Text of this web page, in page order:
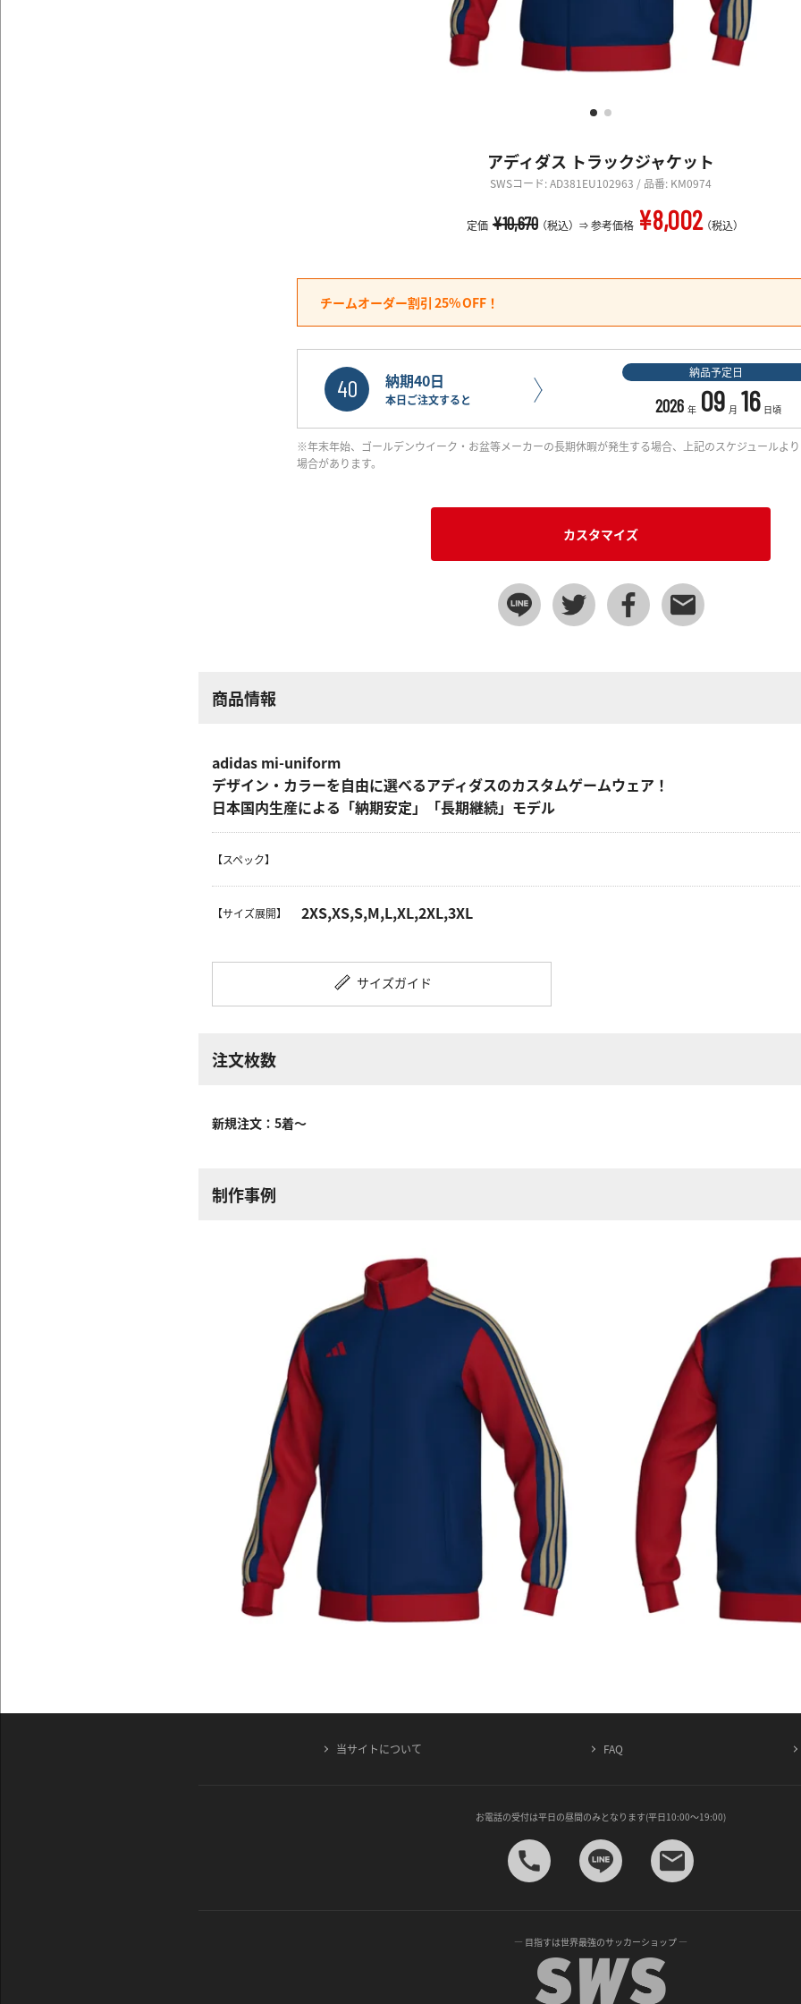
アディダス トラックジャケット
SWSコード: AD381EU102963 / 品番: KM0974
定価 ¥10,670（税込） 参考価格 ¥8,002（税込）
チームオーダー割引 25%OFF！
40 納期40日
本日ご注文すると
納品予定日
2026 年 09 月 16 日頃
※年末年始、ゴールデンウイーク・お盆等メーカーの長期休暇が発生する場合、上記のスケジュールよ
場合があります。
カスタマイズ
商品情報
adidas mi-uniform
デザイン・カラーを自由に選べるアディダスのカスタムゲームウェア！
日本国内生産による「納期安定」「長期継続」モデル
【スペック】
【サイズ展開】 2XS,XS,S,M,L,XL,2XL,3XL
サイズガイド
注文枚数
新規注文：5着～
制作事例
当サイトについて FAQ
お電話の受付は平日の昼間のみとなります(平日10:00～19:00)
— 目指すは世界最強のサッカーショップ —